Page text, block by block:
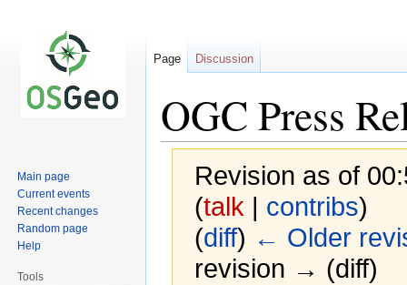
OGC Press
Revision as of
(talk | contribs)
(diff) ← Older
revision → (diff)
Page Discussion
Main page
Current events
Recent changes
Random page
Help
Tools